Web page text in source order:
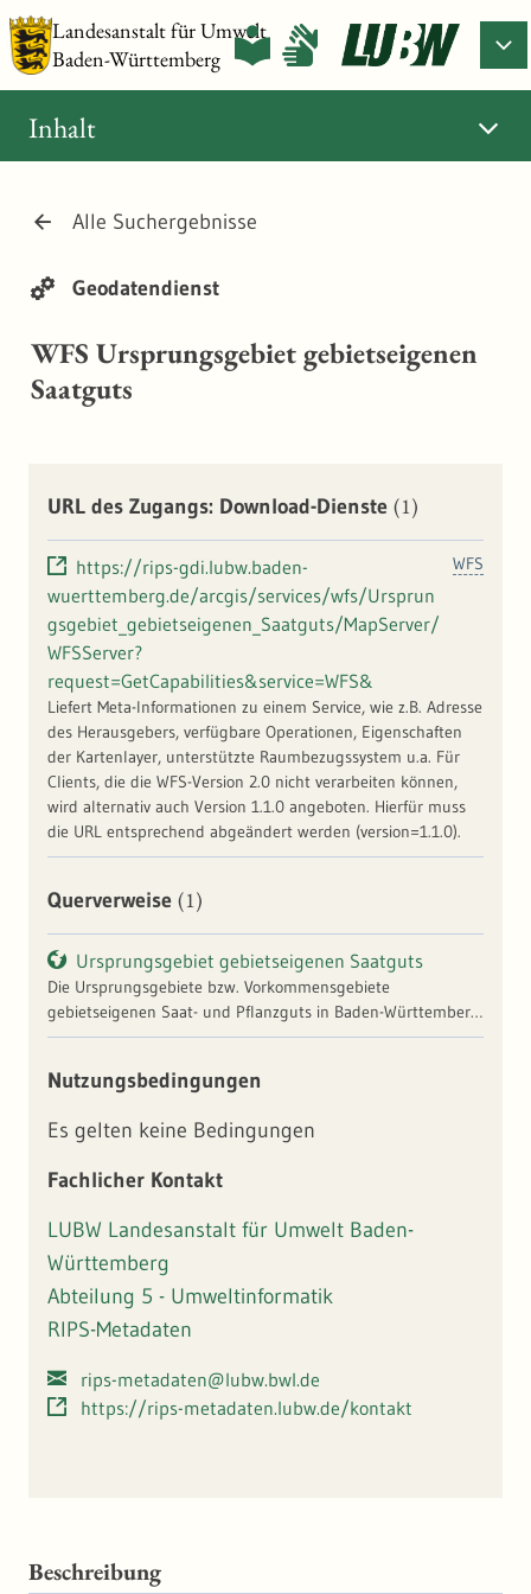
Landesanstalt für Umwelt
Baden-Württemberg
Alle Suchergebnisse
Geodatendienst
WFS Ursprungsgebiet gebietseigenen
Saatguts
Inhalt
URL des Zugangs: Download-Dienste (1)
WFS
https://rips-gdi.lubw.baden-
wuerttemberg.de/arcgis/services/wfs/Ursprun
gsgebiet_gebietseigenen_Saatguts/MapServer/
WFSServer?
request=GetCapabilities&service=WFS&
Liefert Meta-Informationen zu einem Service, wie z.B. Adresse
des Herausgebers, verfügbare Operationen, Eigenschaften
der Kartenlayer, unterstützte Raumbezugssystem u.a. Für
Clients, die die WFS-Version 2.0 nicht verarbeiten können,
wird alternativ auch Version 1.1.0 angeboten. Hierfür muss
die URL entsprechend abgeändert werden (version=1.1.0).
Querverweise (1)
Ursprungsgebiet gebietseigenen Saatguts
Die Ursprungsgebiete bzw. Vorkommensgebiete
gebietseigenen Saat- und Pflanzguts in Baden-Württemberg
entsprechen den in § 2 Ziff. 6 der
Ursprungsgebieten. Saat- und Pflanzgut wird nur dann als
Ursprungsgebiete gewonnen wird. Herkunftsnachweise für
Kennzeichnungspflicht nach der ErMiV müssen immer auf
Nutzungsbedingungen
Es gelten keine Bedingungen
Fachlicher Kontakt
LUBW Landesanstalt für Umwelt Baden-
Württemberg
Abteilung 5 - Umweltinformatik
RIPS-Metadaten
rips-metadaten@lubw.bwl.de
https://rips-metadaten.lubw.de/kontakt
Beschreibung